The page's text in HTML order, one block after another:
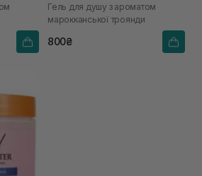
Гель для душу з ароматом
марокканської троянди
800₴